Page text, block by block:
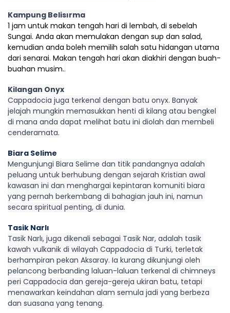
Kampung Belisırma
1 jam untuk makan tengah hari di lembah, di sebelah
Sungai. Anda akan memulakan dengan sup dan salad,
kemudian anda boleh memilih salah satu hidangan utama
dari senarai. Makan tengah hari akan diakhiri dengan buah-
buahan musim..
Kilangan Onyx
Cappadocia juga terkenal dengan batu onyx. Banyak
jelajah mungkin memasukkan henti di kilang atau bengkel
di mana anda dapat melihat batu ini diolah dan membeli
cenderamata.
Biara Selime
Mengunjungi Biara Selime dan titik pandangnya adalah
peluang untuk berhubung dengan sejarah Kristian awal
kawasan ini dan menghargai kepintaran komuniti biara
yang pernah berkembang di bahagian jauh ini, namun
secara spiritual penting, di dunia.
Tasik Narlı
Tasik Narlı, juga dikenali sebagai Tasik Nar, adalah tasik
kawah vulkanik di wilayah Cappadocia di Turki, terletak
berhampiran pekan Aksaray. Ia kurang dikunjungi oleh
pelancong berbanding laluan-laluan terkenal di chimneys
peri Cappadocia dan gereja-gereja ukiran batu, tetapi
menawarkan keindahan alam semula jadi yang berbeza
dan suasana yang tenang.